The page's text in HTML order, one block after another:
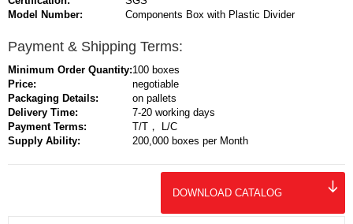
Model Number:
Components Box with Plastic Divider
Payment & Shipping Terms:
Minimum Order Quantity:100 boxes
Price:
negotiable
Packaging Details:
on pallets
Delivery Time:
7-20 working days
Payment Terms:
T/T， L/C
Supply Ability:
200,000 boxes per Month
DOWNLOAD CATALOG